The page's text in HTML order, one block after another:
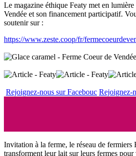
Le magazine éthique Featy met en
Vendée et son financement participatif.
soutenir sur :
https://www.zeste.coop/fr/
Rejoignez-nous sur Facebouc Rejoignez-
Invitation à la ferme, le réseau de fermiers
transforment leur lait sur leurs fermes pour